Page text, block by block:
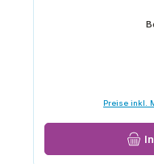
Preise inkl.